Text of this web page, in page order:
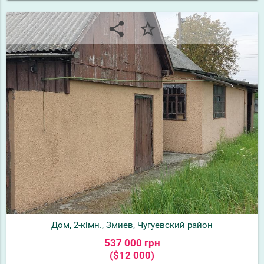
share star_border
Дом, 2-кімн., Змиев, Чугуевский район
537 000 грн
($12 000)